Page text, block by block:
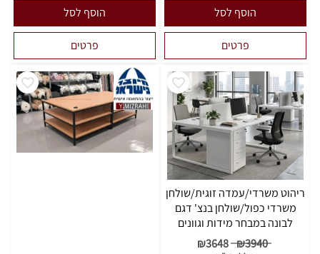
הוסף לסל
פרטים
הוסף לסל
פרטים
ריהוט משרדי/עמדה זוגית/שולחן
משרדי כפול/שולחן בנצ' דגם
לבונה במבחר מידות וגוונים
₪3940
₪3648